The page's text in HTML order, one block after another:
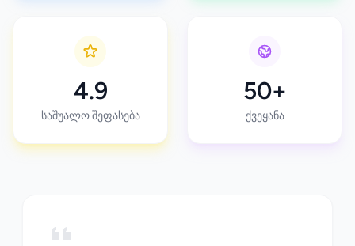
4.9
საშუალო შეფასება
50+
ქვეყანა